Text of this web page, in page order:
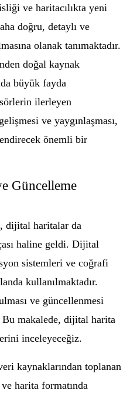
ve haritacılıkta yeni
doğru, detaylı ve
olanak tanımaktadır.
doğal kaynak
büyük fayda
ilerleyen
ve yaygınlaşması,
önemli bir
Güncelleme
dijital haritalar da
haline geldi. Dijital
sistemleri ve coğrafi
kullanılmaktadır.
ve güncellenmesi
makalede, dijital harita
inceleyeceğiz.
kaynaklarından toplanan
harita formatında